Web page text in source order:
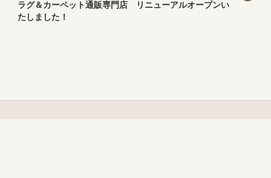
ラグ＆カーペット通販専門店 リニューアルオープンい
たしました！